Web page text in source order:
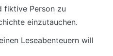
fiktive Person zu
einzutauchen.
Leseabenteuern will